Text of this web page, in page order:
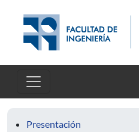
Presentación